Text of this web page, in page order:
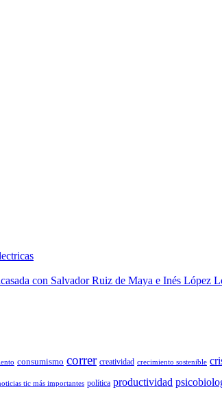
con Salvador Ruiz de Maya e Inés López
consumismo correr creatividad crecimiento sostenible
tic más importantes política productividad